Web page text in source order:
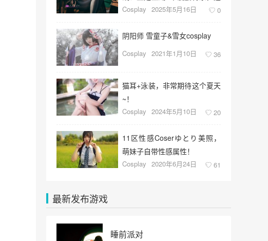
波视觉暴击我跪了
Cosplay 2025年5月16日 0
阴阳师 雪童子&雪女cosplay
Cosplay 2021年1月10日 36
猫耳+泳装，非常期待这个夏天
~！
Cosplay 2024年5月10日 20
11区性感Coserゆとり美照，
萌妹子自带性感属性！
Cosplay 2020年6月24日 61
最新发布游戏
睡前派对